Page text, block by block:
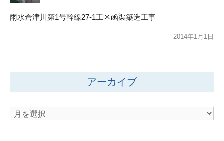
雨水倉津川第1号幹線27-1工区函渠築造工事
2014年1月1日
アーカイブ
ア